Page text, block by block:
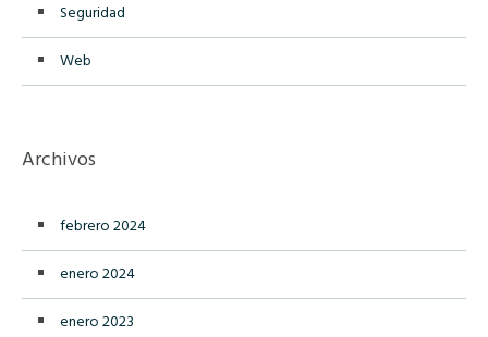
Seguridad
Web
Archivos
febrero 2024
enero 2024
enero 2023